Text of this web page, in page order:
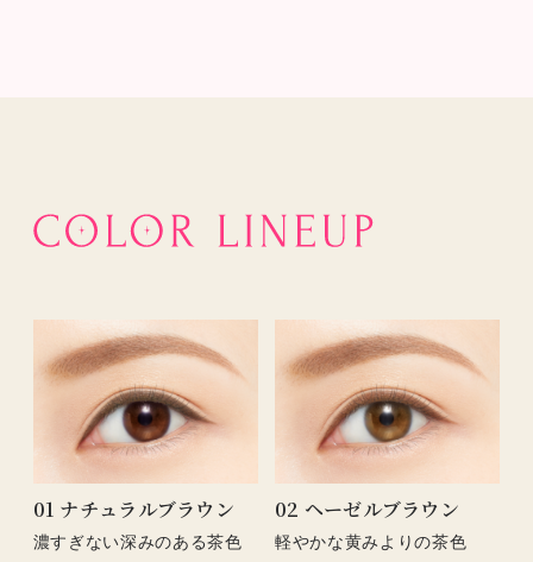
01 ナチュラルブラウン
濃すぎない深みのある茶色
02 ヘーゼルブラウン
軽やかな黄みよりの茶色